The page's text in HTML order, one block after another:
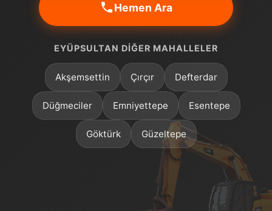
Hemen Ara
EYÜPSULTAN DIĞER MAHALLELER
Akşemsettin Çırçır Defterdar
Düğmeciler Emniyettepe Esentepe
Göktürk Güzeltepe